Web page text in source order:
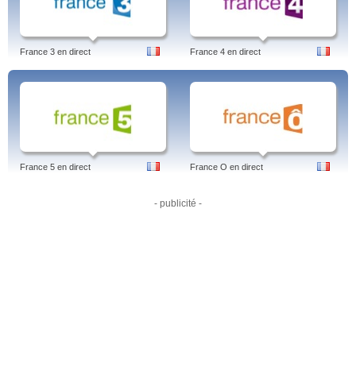
Woohoo vídeos, Tld, Heat, Papo Reto, Massa, 80's Realce, Mini Docs, Família
Woohoo, Noomundo,Woohoo vídeos.
Tags: woohoo, woohooer, woohooer the sims 3, musica, ao vivo, programação,
online, christina aguilera, skate, 40 graus, canal, woohoo ao vivo, shop, big
time rush, woohoo, brasil, português.
France 3 en direct France 4 en direct
France 5 en direct France O en direct
- publicité -